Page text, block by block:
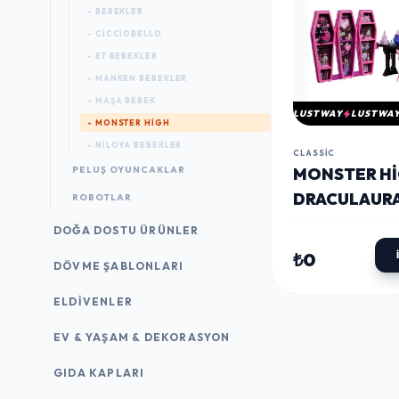
- BEBEKLER
- CICCIOBELLO
- ET BEBEKLER
- MANKEN BEBEKLER
- MAŞA BEBEK
- MONSTER HIGH
- NILOYA BEBEKLER
PELUŞ OYUNCAKLAR
ROBOTLAR
DOĞA DOSTU ÜRÜNLER
DÖVME ŞABLONLARI
ELDIVENLER
EV & YAŞAM & DEKORASYON
GIDA KAPLARI
LUSTWAY
CLASSIC
MONSTER
ODASI
₺0